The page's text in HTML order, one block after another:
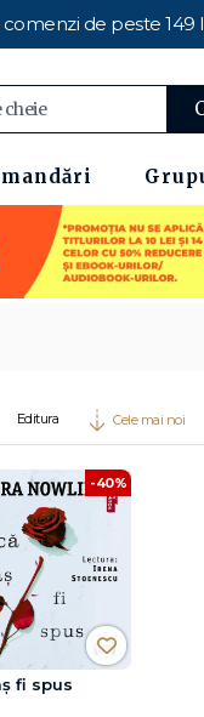
de peste 149
Editura Cele mai noi
-40%
fi spus